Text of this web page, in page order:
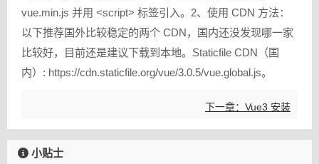
vue.min.js 并用 <script> 标签引入。2、使用 CDN 方法：
以下推荐国外比较稳定的两个 CDN，国内还没发现哪一家
比较好，目前还是建议下载到本地。Staticfile CDN（国
内）: https://cdn.staticfile.org/vue/3.0.5/vue.global.js。
下一章：Vue3 安装
小贴士